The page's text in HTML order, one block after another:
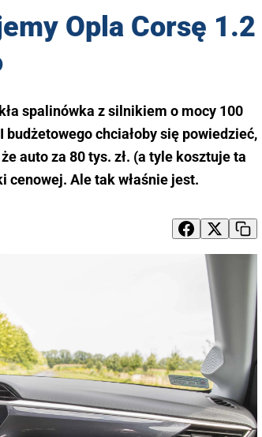
Opla Corsę 1.2
spalinówka z silnikiem o mocy 100
chciałoby się powiedzieć,
auto za 80 tys. zł. (a tyle kosztuje ta
cenowej. Ale tak właśnie jest.